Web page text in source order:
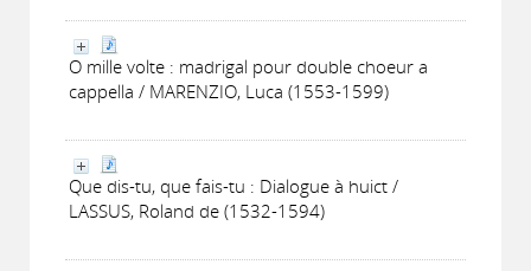
O mille volte : madrigal pour double choeur a
cappella / MARENZIO, Luca (1553-1599)
Que dis-tu, que fais-tu : Dialogue à huict /
LASSUS, Roland de (1532-1594)